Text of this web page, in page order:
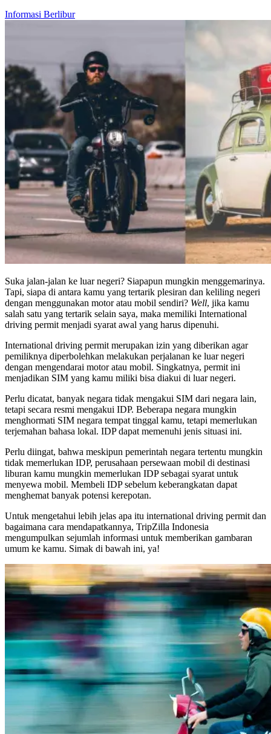
Informasi Berlibur
Suka jalan-jalan ke luar negeri? Siapapun mungkin menggemarinya.
Tapi, siapa di antara kamu yang tertarik plesiran dan keliling negeri
dengan menggunakan motor atau mobil sendiri? Well, jika kamu
salah satu yang tertarik selain saya, maka memiliki International
driving permit menjadi syarat awal yang harus dipenuhi.
International driving permit merupakan izin yang diberikan agar
pemiliknya diperbolehkan melakukan perjalanan ke luar negeri
dengan mengendarai motor atau mobil. Singkatnya, permit ini
menjadikan SIM yang kamu miliki bisa diakui di luar negeri.
Perlu dicatat, banyak negara tidak mengakui SIM dari negara lain,
tetapi secara resmi mengakui IDP. Beberapa negara mungkin
menghormati SIM negara tempat tinggal kamu, tetapi memerlukan
terjemahan bahasa lokal. IDP dapat memenuhi jenis situasi ini.
Perlu diingat, bahwa meskipun pemerintah negara tertentu mungkin
tidak memerlukan IDP, perusahaan persewaan mobil di destinasi
liburan kamu mungkin memerlukan IDP sebagai syarat untuk
menyewa mobil. Membeli IDP sebelum keberangkatan dapat
menghemat banyak potensi kerepotan.
Untuk mengetahui lebih jelas apa itu international driving permit dan
bagaimana cara mendapatkannya, TripZilla Indonesia
mengumpulkan sejumlah informasi untuk memberikan gambaran
umum ke kamu. Simak di bawah ini, ya!